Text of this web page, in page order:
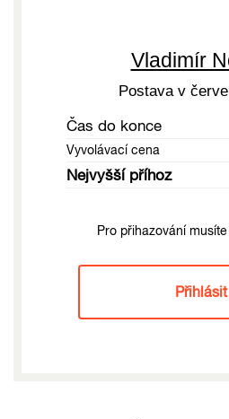
Vladimír
Postava v
Čas do konce
Vyvolávací cena
Nejvyšší příhoz
Pro přihazování
Přihlásit